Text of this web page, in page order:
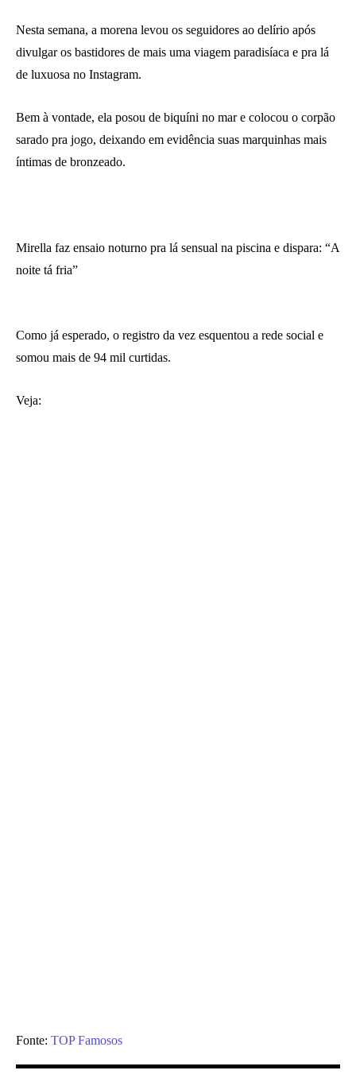
Nesta semana, a morena levou os seguidores ao delírio após
divulgar os bastidores de mais uma viagem paradisíaca e pra lá
de luxuosa no Instagram.
Bem à vontade, ela posou de biquíni no mar e colocou o corpão
sarado pra jogo, deixando em evidência suas marquinhas mais
íntimas de bronzeado.
Mirella faz ensaio noturno pra lá sensual na piscina e dispara: “A
noite tá fria”
Como já esperado, o registro da vez esquentou a rede social e
somou mais de 94 mil curtidas.
Veja:
Fonte: TOP Famosos